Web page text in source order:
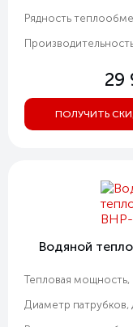
Рядность
29
ПОЛУЧИТЬ
Водяной
Тепловая мощность,
Диаметр